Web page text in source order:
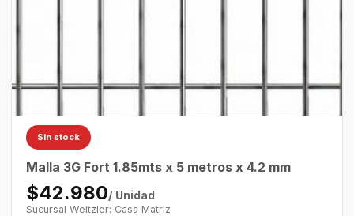
Sin stock
Malla 3G Fort 1.85mts x 5 metros x 4.2 mm
$42.980/ Unidad
Sucursal Weitzler: Casa Matriz